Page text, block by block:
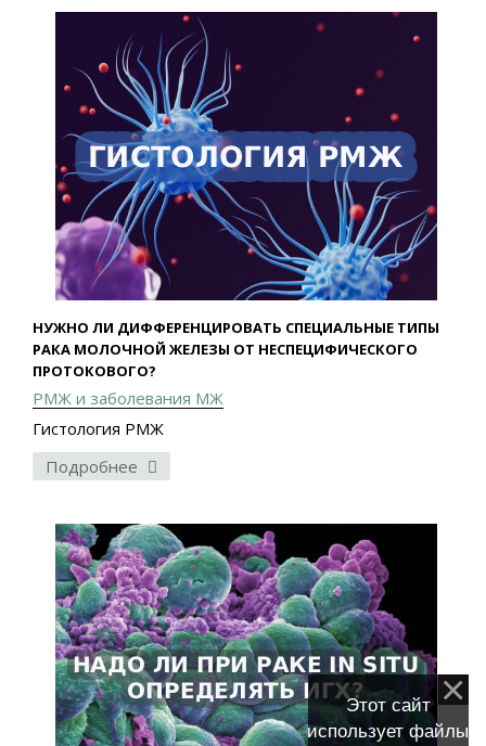
НУЖНО ЛИ ДИФФЕРЕНЦИРОВАТЬ СПЕЦИАЛЬНЫЕ ТИПЫ
РАКА МОЛОЧНОЙ ЖЕЛЕЗЫ ОТ НЕСПЕЦИФИЧЕСКОГО
ПРОТОКОВОГО?
РМЖ и заболевания МЖ
Гистология РМЖ
Подробнее
Этот сайт
использует файлы